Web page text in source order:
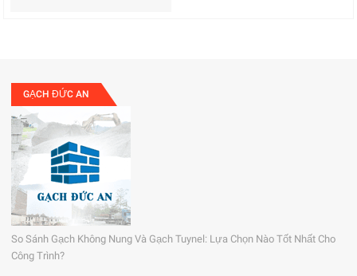
GẠCH ĐỨC AN
So Sánh Gạch Không Nung Và Gạch Tuynel: Lựa Chọn Nào Tốt Nhất Cho
Công Trình?